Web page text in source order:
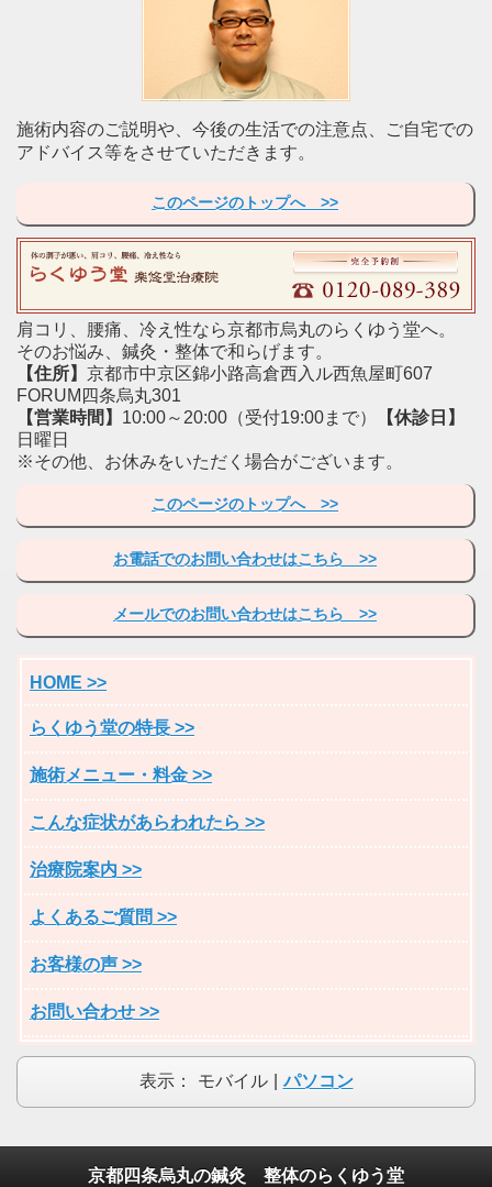
施術内容のご説明や、今後の生活での注意点、ご自宅での
アドバイス等をさせていただきます。
このページのトップへ >>
肩コリ、腰痛、冷え性なら京都市烏丸のらくゆう堂へ。
そのお悩み、鍼灸・整体で和らげます。
【住所】 京都市中京区錦小路高倉西入ル西魚屋町607
FORUM四条烏丸301
【営業時間】 10:00～20:00（受付19:00まで）
【休診日】
日曜日
※その他、お休みをいただく場合がございます。
このページのトップへ >>
お電話でのお問い合わせはこちら >>
メールでのお問い合わせはこちら >>
HOME >>
らくゆう堂の特長 >>
施術メニュー・料金 >>
こんな症状があらわれたら >>
治療院案内 >>
よくあるご質問 >>
お客様の声 >>
お問い合わせ >>
表示： モバイル パソコン
京都四条烏丸の鍼灸 整体のらくゆう堂